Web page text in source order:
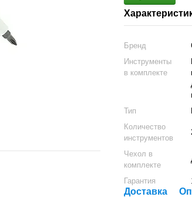
Бренд
Инструменты
в комплекте
Тип
Количество
инструментов
Чехол в
комплекте
Гарантия
Доставка